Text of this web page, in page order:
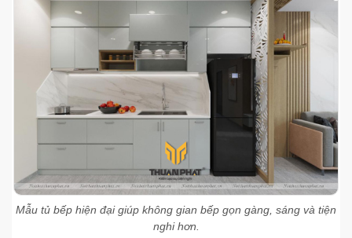
Mẫu tủ bếp hiện đại giúp không gian bếp gọn gàng, sáng và tiện
nghi hơn.